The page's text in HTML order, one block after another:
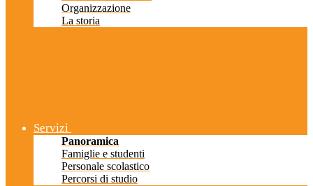
Organizzazione
La storia
Servizi
Panoramica
Famiglie e studenti
Personale scolastico
Percorsi di studio